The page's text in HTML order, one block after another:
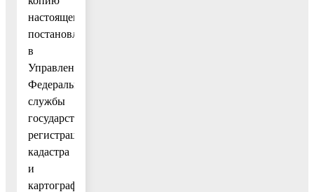
настоящего
постановления
в
Управление
Федеральной
службы
государственной
регистрации,
кадастра
и
картографии